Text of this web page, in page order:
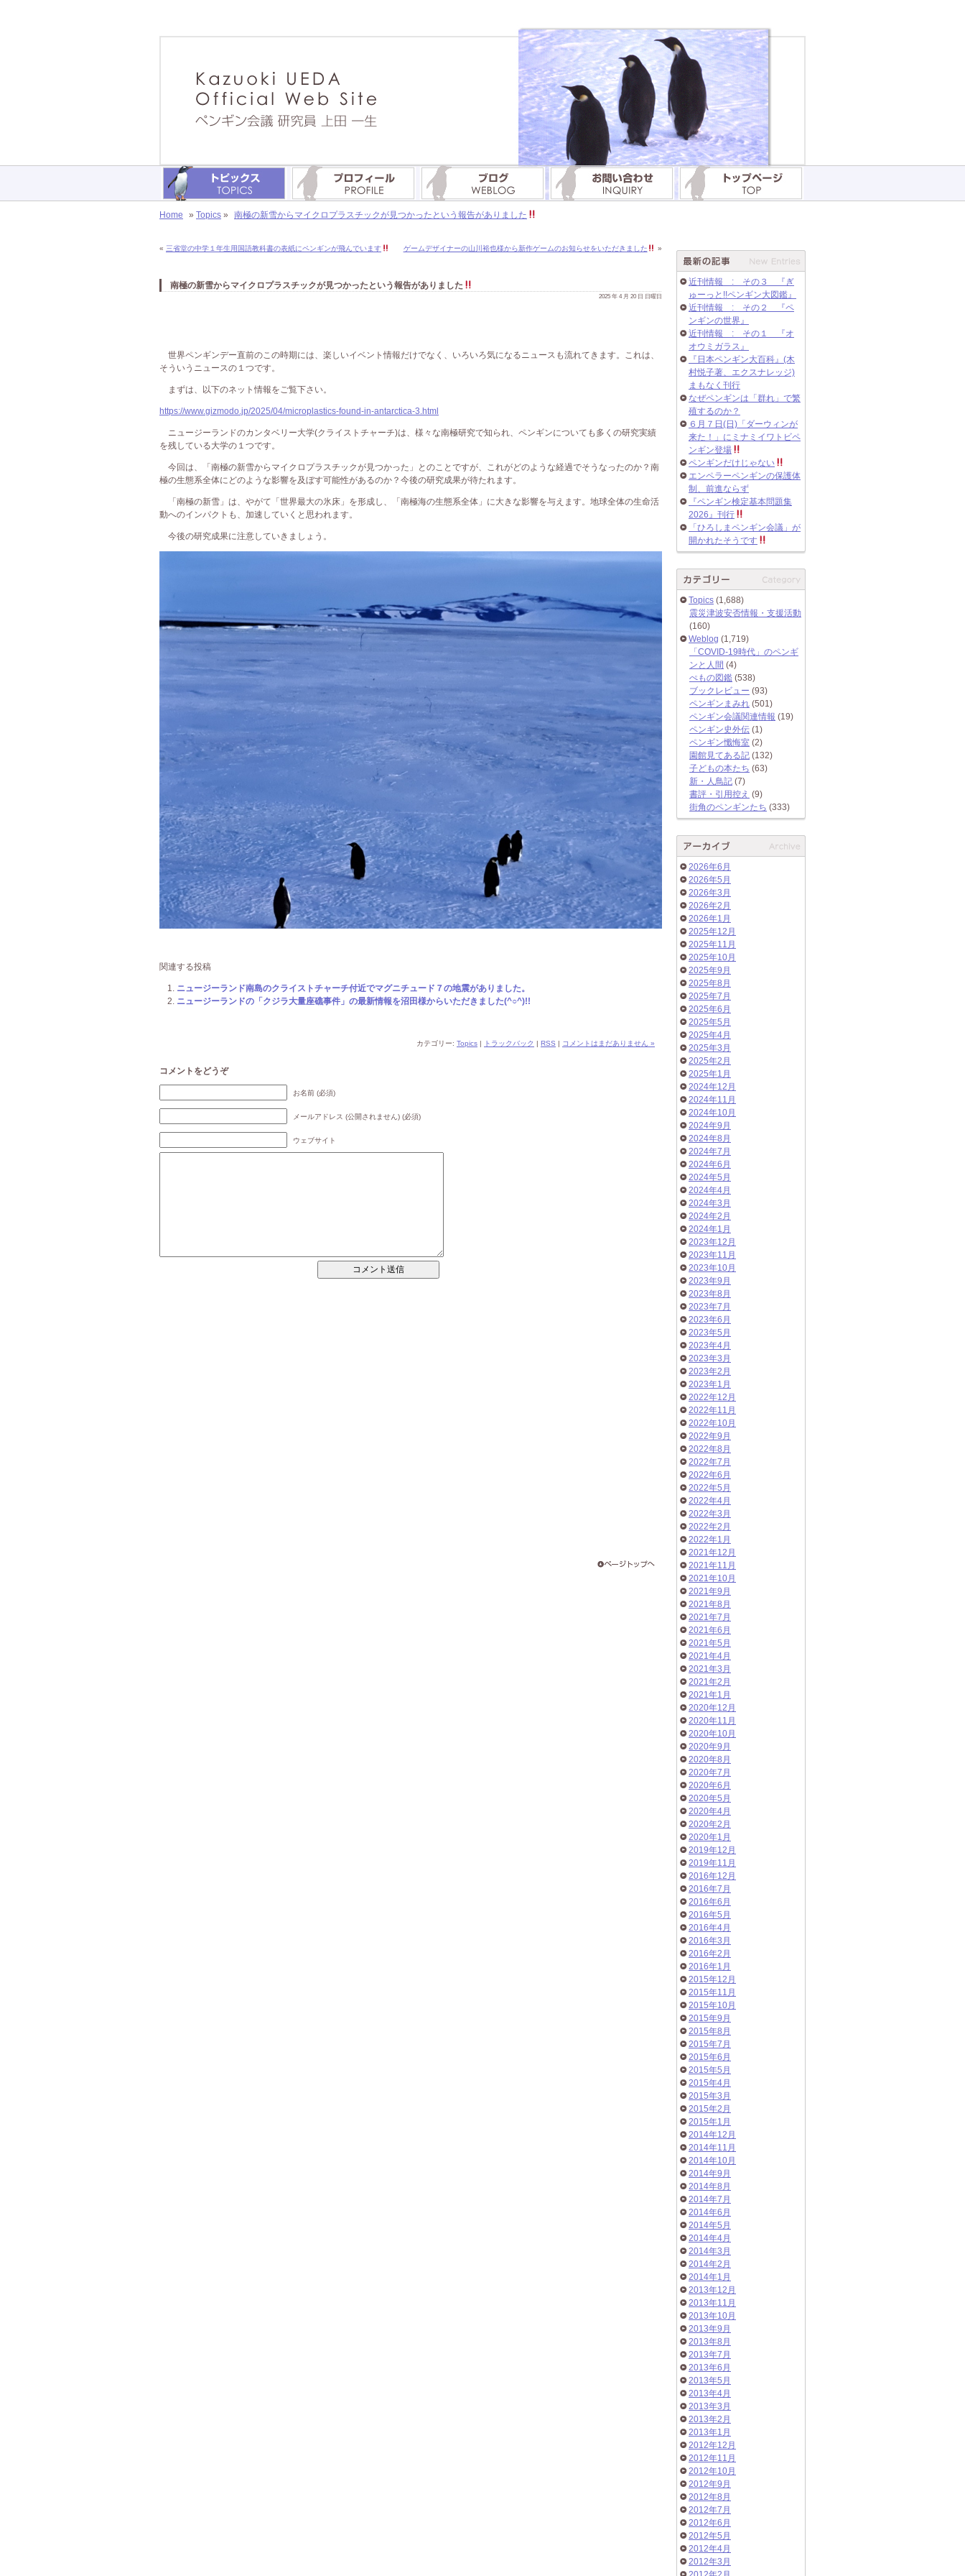
Home » Topics » 南極の新雪からマイクロプラスチックが見つかったという報告がありました
« 三省堂の中学１年生用国語教科書の表紙にペンギンが飛んでいます ゲームデザイナーの山川裕也様から新作ゲームのお知らせをいただきました »
南極の新雪からマイクロプラスチックが見つかったという報告がありました
2025 年 4 月 20 日 日曜日
世界ペンギンデー直前のこの時期には、楽しいイベント情報だけでなく、いろいろ気になるニュースも流れてきます。これは、
そういうニュースの１つです。
まずは、以下のネット情報をご覧下さい。
https://www.gizmodo.jp/2025/04/microplastics-found-in-antarctica-3.html
ニュージーランドのカンタベリー大学(クライストチャーチ)は、様々な南極研究で知られ、ペンギンについても多くの研究実績
を残している大学の１つです。
今回は、「南極の新雪からマイクロプラスチックが見つかった」とのことですが、これがどのような経過でそうなったのか？南
極の生態系全体にどのような影響を及ぼす可能性があるのか？今後の研究成果が待たれます。
「南極の新雪」は、やがて「世界最大の氷床」を形成し、「南極海の生態系全体」に大きな影響を与えます。地球全体の生命活
動へのインパクトも、加速していくと思われます。
今後の研究成果に注意していきましょう。
関連する投稿
ニュージーランド南島のクライストチャーチ付近でマグニチュード７の地震がありました。
ニュージーランドの「クジラ大量座礁事件」の最新情報を沼田様からいただきました(^○^)!!
カテゴリー: Topics | トラックバック | RSS | コメントはまだありません »
コメントをどうぞ
お名前 (必須)
メールアドレス (公開されません) (必須)
ウェブサイト
近刊情報 : その３ 『ぎ
ゅーっと!!ペンギン大図鑑』
近刊情報 : その２ 『ペ
ンギンの世界』
近刊情報 : その１ 『オ
オウミガラス』
『日本ペンギン大百科』(木
村悦子著、エクスナレッジ)
まもなく刊行
なぜペンギンは「群れ」で繁
殖するのか？
６月７日(日)「ダーウィンが
来た！」にミナミイワトビペ
ンギン登場
ペンギンだけじゃない
エンペラーペンギンの保護体
制、前進ならず
『ペンギン検定基本問題集
2026』刊行
「ひろしまペンギン会議」が
開かれたそうです
Topics (1,688)
震災津波安否情報・支援活動
(160)
Weblog (1,719)
「COVID-19時代」のペンギ
ンと人間 (4)
ぺもの図鑑 (538)
ブックレビュー (93)
ペンギンまみれ (501)
ペンギン会議関連情報 (19)
ペンギン史外伝 (1)
ペンギン懺悔室 (2)
園館見てある記 (132)
子どもの本たち (63)
新・人鳥記 (7)
書評・引用控え (9)
街角のペンギンたち (333)
2026年6月
2026年5月
2026年3月
2026年2月
2026年1月
2025年12月
2025年11月
2025年10月
2025年9月
2025年8月
2025年7月
2025年6月
2025年5月
2025年4月
2025年3月
2025年2月
2025年1月
2024年12月
2024年11月
2024年10月
2024年9月
2024年8月
2024年7月
2024年6月
2024年5月
2024年4月
2024年3月
2024年2月
2024年1月
2023年12月
2023年11月
2023年10月
2023年9月
2023年8月
2023年7月
2023年6月
2023年5月
2023年4月
2023年3月
2023年2月
2023年1月
2022年12月
2022年11月
2022年10月
2022年9月
2022年8月
2022年7月
2022年6月
2022年5月
2022年4月
2022年3月
2022年2月
2022年1月
2021年12月
2021年11月
2021年10月
2021年9月
2021年8月
2021年7月
2021年6月
2021年5月
2021年4月
2021年3月
2021年2月
2021年1月
2020年12月
2020年11月
2020年10月
2020年9月
2020年8月
2020年7月
2020年6月
2020年5月
2020年4月
2020年2月
2020年1月
2019年12月
2019年11月
2016年12月
2016年7月
2016年6月
2016年5月
2016年4月
2016年3月
2016年2月
2016年1月
2015年12月
2015年11月
2015年10月
2015年9月
2015年8月
2015年7月
2015年6月
2015年5月
2015年4月
2015年3月
2015年2月
2015年1月
2014年12月
2014年11月
2014年10月
2014年9月
2014年8月
2014年7月
2014年6月
2014年5月
2014年4月
2014年3月
2014年2月
2014年1月
2013年12月
2013年11月
2013年10月
2013年9月
2013年8月
2013年7月
2013年6月
2013年5月
2013年4月
2013年3月
2013年2月
2013年1月
2012年12月
2012年11月
2012年10月
2012年9月
2012年8月
2012年7月
2012年6月
2012年5月
2012年4月
2012年3月